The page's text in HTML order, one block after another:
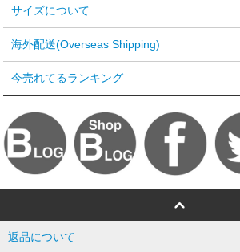
サイズについて
海外配送(Overseas Shipping)
今売れてるランキング
返品について